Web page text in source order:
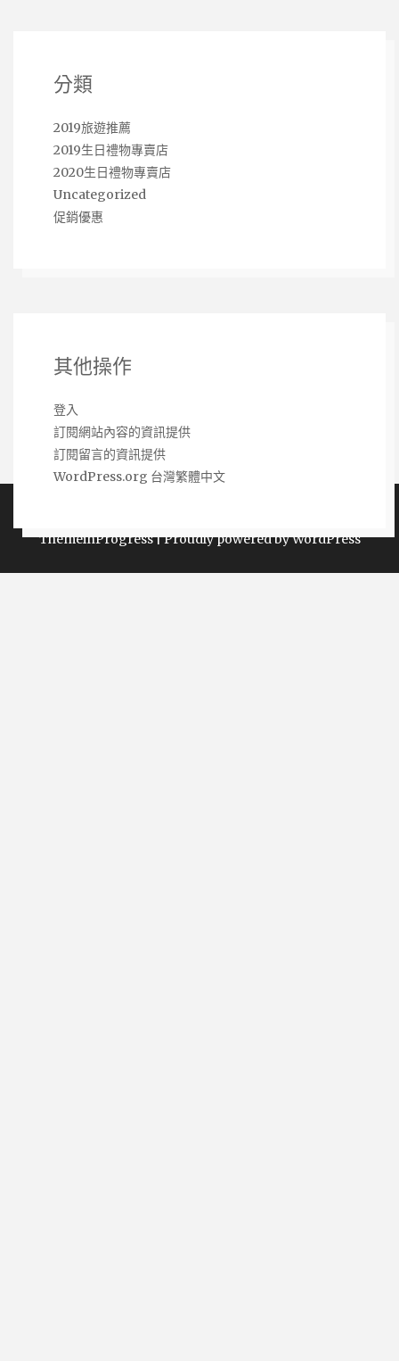
分類
2019旅遊推薦
2019生日禮物專賣店
2020生日禮物專賣店
Uncategorized
促銷優惠
其他操作
登入
訂閱網站內容的資訊提供
訂閱留言的資訊提供
WordPress.org 台灣繁體中文
ThemeinProgress|Proudly powered by WordPress